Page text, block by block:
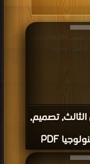
تصميم,
قراءة و تحميل كتاب كتاب الصف السادس, الفصل الثالث, تصميم, 2017-2018, التصميم
| التحميل : مرة/مرات